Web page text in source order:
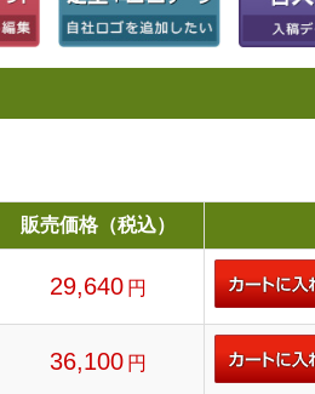
販売価格（税込）
29,640 円
36,100 円